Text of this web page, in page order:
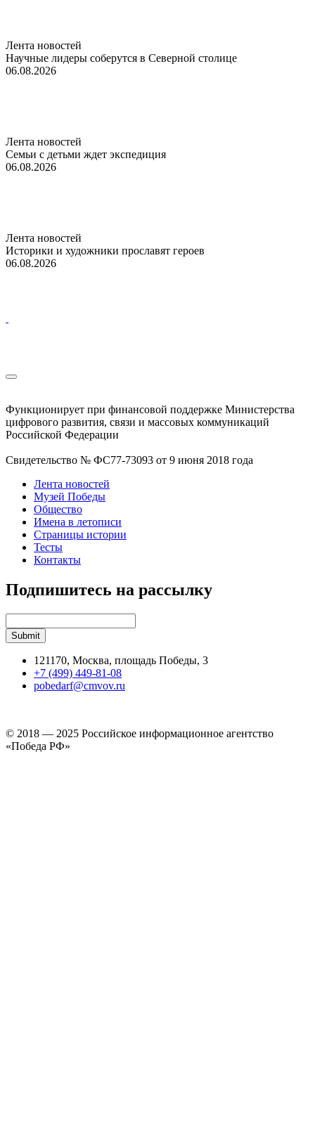
Лента новостей
Научные лидеры соберутся в Северной столице
06.08.2026
Лента новостей
Семьи с детьми ждет экспедиция
06.08.2026
Лента новостей
Историки и художники прославят героев
06.08.2026
Функционирует при финансовой поддержке Министерства
цифрового развития, связи и массовых коммуникаций
Российской Федерации
Свидетельство № ФС77-73093 от 9 июня 2018 года
Лента новостей
Музей Победы
Общество
Имена в летописи
Страницы истории
Тесты
Контакты
Подпишитесь на рассылку
121170, Москва, площадь Победы, 3
+7 (499) 449-81-08
pobedarf@cmvov.ru
© 2018 — 2025 Российское информационное агентство
«Победа РФ»